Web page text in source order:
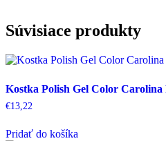
Súvisiace produkty
Kostka Polish Gel Color Carolina
€13,22
Pridať do košíka